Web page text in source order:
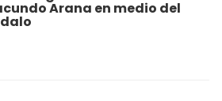
Arana en medio del